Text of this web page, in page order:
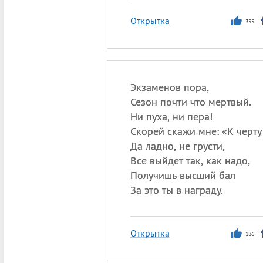
Открытка 355
Экзаменов пора,
Сезон почти что мертвый.
Ни пуха, ни пера!
Скорей скажи мне: «К
Да ладно, не грусти,
Все выйдет так, как надо,
Получишь высший бал
За это ты в награду.
Открытка 186